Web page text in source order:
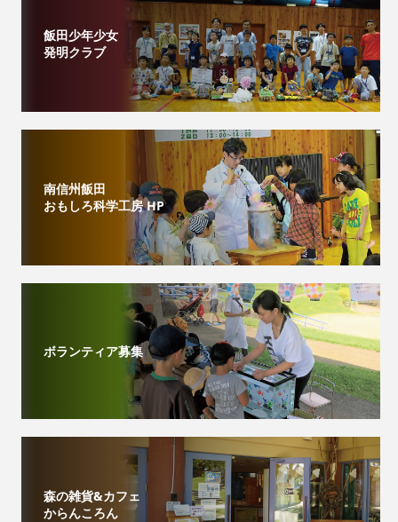
飯田少年少女
発明クラブ
南信州飯田
おもしろ科学工房 HP
ボランティア募集
森の雑貨&カフェ
からんころん